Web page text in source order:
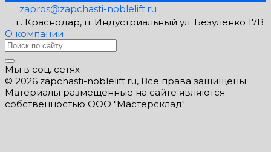
zapros@zapchasti-noblelift.ru
г. Краснодар, п. Индустриальный ул. Безуленко 17В
О компании
Мы в соц. сетях
© 2026 zapchasti-noblelift.ru, Все права защищены.
Материалы размещенные на сайте являются
собственностью ООО "Мастерсклад"